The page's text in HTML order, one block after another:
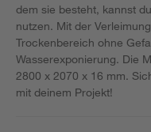
dem sie besteht, kannst
nutzen. Mit der
Trockenbereich ohne
Wasserexponierung. Die
2800 x 2070 x 16 mm.
mit deinem Projekt!